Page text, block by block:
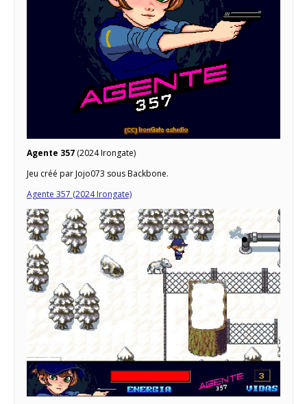
Agente 357 (2024 Irongate)
Jeu créé par Jojo073 sous Backbone.
Agente 357 (2024 Irongate)